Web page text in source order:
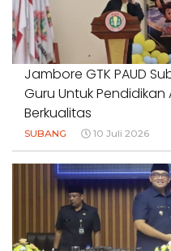
Jambore GTK PAUD
Guru Untuk Pendidikan
Berkualitas
SUBANG 10 Juli 2026